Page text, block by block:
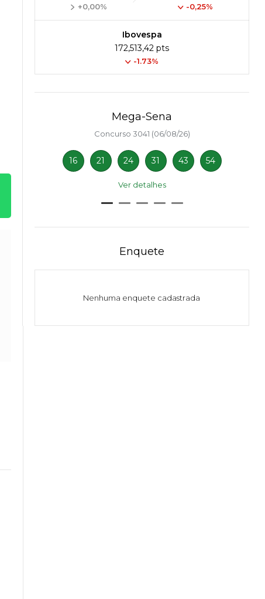
+0,00% -0,25%
Ibovespa
172,513,42 pts
-1.73%
Mega-Sena
Concurso 3041 (06/08/26)
16 21 24 31 43 54
Ver detalhes
Enquete
Nenhuma enquete cadastrada